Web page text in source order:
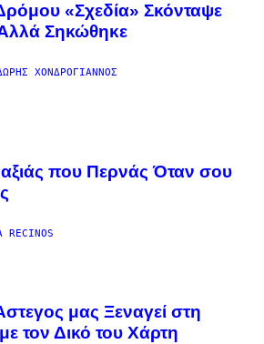
«Σχεδία» Σκόνταψε
Σηκώθηκε
ΧΟΝΔΡΌΓΙΑΝΝΟΣ
που Περνάς Όταν σου
RECINOS
μας Ξεναγεί στη
τον Δικό του Χάρτη